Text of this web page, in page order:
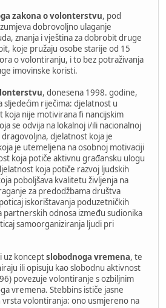
zakona o volonterstvu, pod
dobrovoljno ulaganje
znanja i vještina za dobrobit druge
koje pružaju osobe starije od 15
o volontiranju, i to bez potraživanja
imovinske koristi.
, donesena 1998. godine,
riječima: djelatnost u
nije motivirana ﬁ nancijskim
se odvija na lokalnoj i/ili nacionalnoj
djelatnost koja je
je utemeljena na osobnoj motivaciji
koja potiče aktivnu građansku ulogu
koja potiče razvoj ljudskih
poboljšava kvalitetu življenja na
za predodžbama društva
iskorištavanja poduzetničkih
partnerskih odnosa između sudionika
samoorganiziranja ljudi pri
uz konceptslobodnoga vremena, te
ili opisuju kao slobodnu aktivnost
povezuje volontiranje s ozbiljnim
vremena. Stebbins ističe jasne
vrsta volontiranja: ono usmjereno na